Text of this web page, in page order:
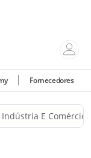
Fornecedores
Indústria E Comércio